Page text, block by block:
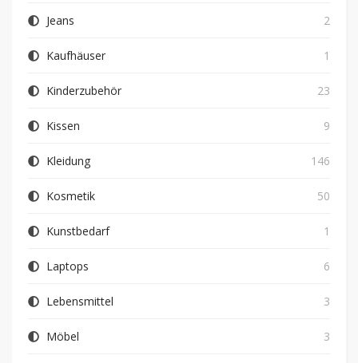
Jeans 2
Kaufhäuser 1
Kinderzubehör 23
Kissen 9
Kleidung 146
Kosmetik 50
Kunstbedarf 1
Laptops 6
Lebensmittel 3
Möbel 3